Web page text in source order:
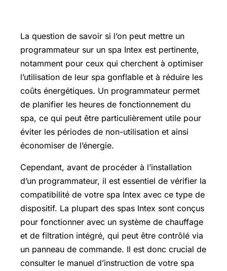
La question de savoir si l’on peut mettre un
programmateur sur un spa Intex est pertinente,
notamment pour ceux qui cherchent à optimiser
l’utilisation de leur spa gonflable et à réduire les
coûts énergétiques. Un programmateur permet
de planifier les heures de fonctionnement du
spa, ce qui peut être particulièrement utile pour
éviter les périodes de non-utilisation et ainsi
économiser de l’énergie.
Cependant, avant de procéder à l’installation
d’un programmateur, il est essentiel de vérifier la
compatibilité de votre spa Intex avec ce type de
dispositif. La plupart des spas Intex sont conçus
pour fonctionner avec un système de chauffage
et de filtration intégré, qui peut être contrôlé via
un panneau de commande. Il est donc crucial de
consulter le manuel d’instruction de votre spa